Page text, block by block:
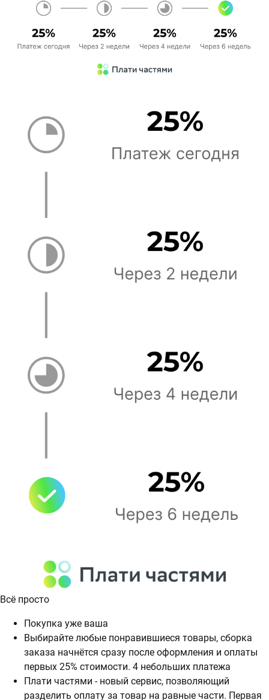
Всё просто
Покупка уже ваша
Выбирайте любые понравившиеся товары, сборка
заказа начнётся сразу после оформления и оплаты
первых 25% стоимости. 4 небольших платежа
Плати частями - новый сервис, позволяющий
разделить оплату за товар на равные части. Первая